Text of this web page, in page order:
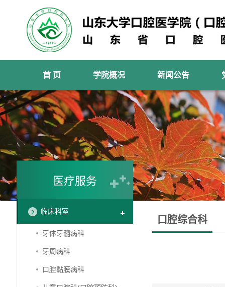
首 页 学院概况 新闻公告
医疗服务
临床科室
牙体牙髓病科
牙周病科
口腔黏膜病科
口腔综合科